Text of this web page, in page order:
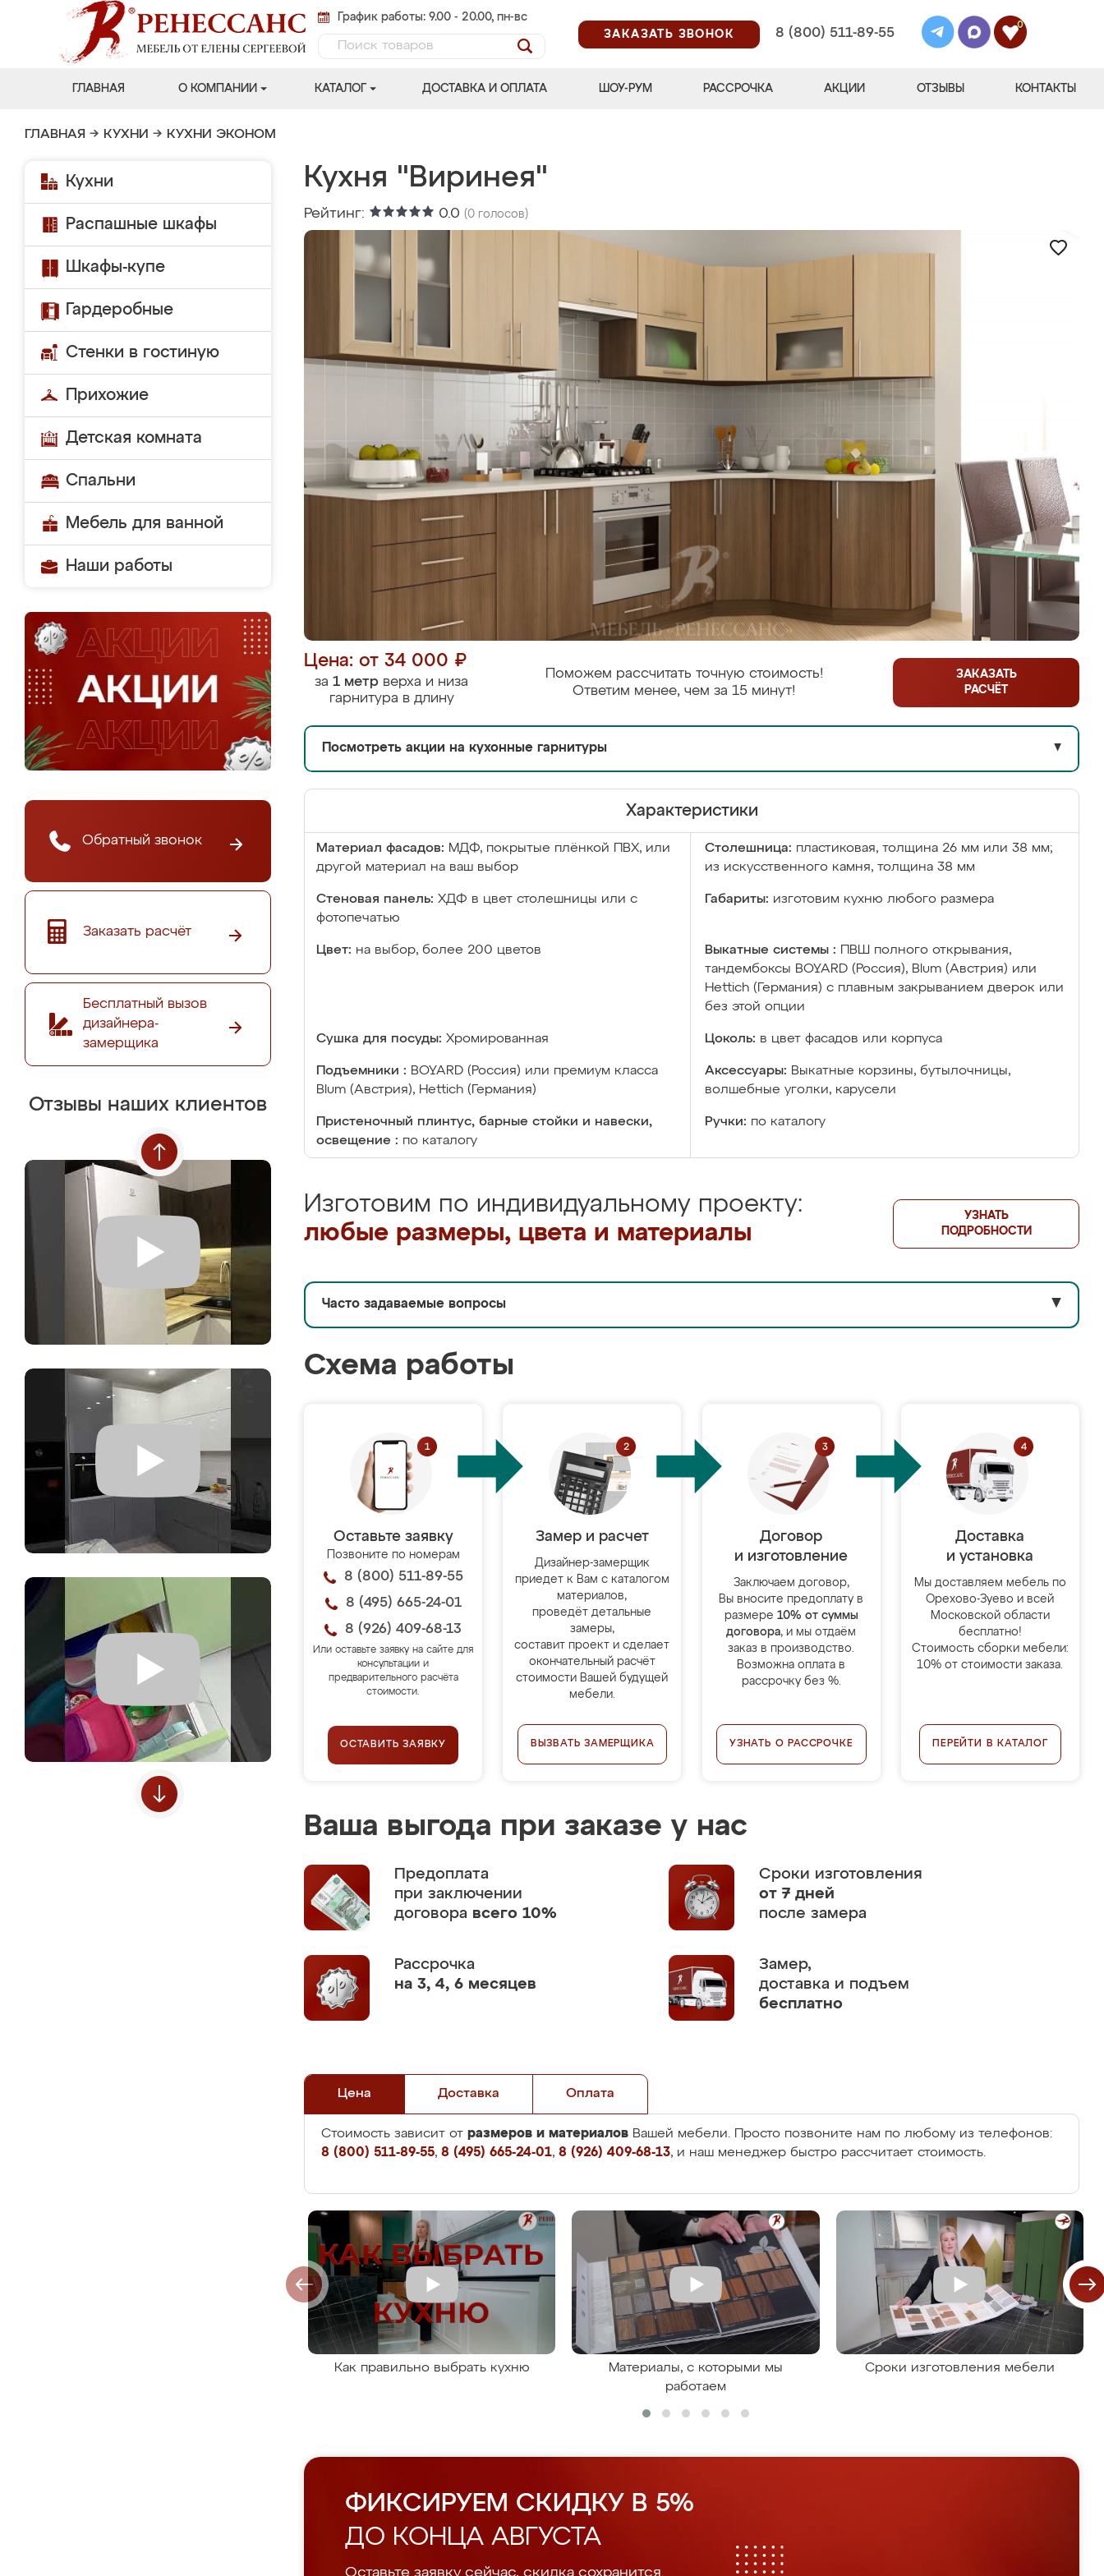
График работы: 9.00 - 20.00, пн-вс
ЗАКАЗАТЬ ЗВОНОК
8 (800) 511-89-55
0
ГЛАВНАЯ О КОМПАНИИ КАТАЛОГ ДОСТАВКА И ОПЛАТА ШОУ-РУМ РАССРОЧКА АКЦИИ ОТЗЫВЫ КОНТАКТЫ
ГЛАВНАЯ → КУХНИ → КУХНИ ЭКОНОМ
Кухни
Распашные шкафы
Шкафы-купе
Гардеробные
Стенки в гостиную
Прихожие
Детская комната
Спальни
Мебель для ванной
Наши работы
Обратный звонок
Заказать расчёт
Бесплатный вызов
дизайнера-
замерщика
Отзывы наших клиентов
Кухня "Виринея"
Рейтинг: 0.0 (0 голосов)
Цена: от 34 000 ₽
за 1 метр верха и низа
гарнитура в длину
Поможем рассчитать точную стоимость!
Ответим менее, чем за 15 минут!
ЗАКАЗАТЬ
РАСЧЁТ
Посмотреть акции на кухонные гарнитуры ▼
Характеристики
Материал фасадов: МДФ, покрытые плёнкой ПВХ, или
другой материал на ваш выбор
Столешница: пластиковая, толщина 26 мм или 38 мм;
из искусственного камня, толщина 38 мм
Стеновая панель: ХДФ в цвет столешницы или с
фотопечатью
Габариты: изготовим кухню любого размера
Цвет: на выбор, более 200 цветов Выкатные системы :
ПВШ полного открывания,
тандембоксы BOYARD (Россия), Blum (Австрия) или
Hettich (Германия) с плавным закрыванием дверок или
без этой опции
Сушка для посуды: Хромированная Цоколь: в цвет фасадов или корпуса
Подъемники : BOYARD (Россия) или премиум класса
Blum (Австрия), Hettich (Германия)
Аксессуары: Выкатные корзины, бутылочницы,
волшебные уголки, карусели
Пристеночный плинтус, барные стойки и навески,
освещение : по каталогу
Ручки: по каталогу
Изготовим по индивидуальному проекту:
любые размеры, цвета и материалы
УЗНАТЬ
ПОДРОБНОСТИ
Часто задаваемые вопросы ▼
Схема работы
Оставьте заявку
Позвоните по номерам
8 (800) 511-89-55
8 (495) 665-24-01
8 (926) 409-68-13
Или оставьте заявку на сайте для
консультации и
предварительного расчёта
стоимости.
ОСТАВИТЬ ЗАЯВКУ
Замер и расчет
Дизайнер-замерщик
приедет к Вам с каталогом
материалов,
проведёт детальные
замеры,
составит проект и сделает
окончательный расчёт
стоимости Вашей будущей
мебели.
ВЫЗВАТЬ ЗАМЕРЩИКА
Договор
и изготовление
Заключаем договор,
Вы вносите предоплату в
размере 10% от суммы
договора, и мы отдаём
заказ в производство.
Возможна оплата в
рассрочку без %.
УЗНАТЬ О РАССРОЧКЕ
Доставка
и установка
Мы доставляем мебель по
Орехово-Зуево и всей
Московской области
бесплатно!
Стоимость сборки мебели:
10% от стоимости заказа.
ПЕРЕЙТИ В КАТАЛОГ
Ваша выгода при заказе у нас
Предоплата
при заключении
договора всего 10%
Сроки изготовления
от 7 дней
после замера
Рассрочка
на 3, 4, 6 месяцев
Замер,
доставка и подъем
бесплатно
Цена Доставка Оплата
Стоимость зависит от размеров и материалов Вашей мебели. Просто позвоните нам по любому из телефонов:
8 (800) 511-89-55, 8 (495) 665-24-01, 8 (926) 409-68-13, и наш менеджер быстро рассчитает стоимость.
Как правильно выбрать кухню
Материалы, с которыми мы
работаем
Сроки изготовления мебели
ФИКСИРУЕМ СКИДКУ В 5%
ДО КОНЦА АВГУСТА
Оставьте заявку сейчас, скидка сохранится.